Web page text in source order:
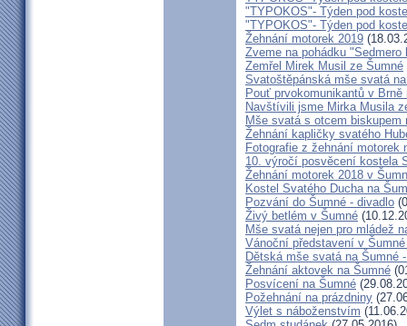
"TYPOKOS"- Týden pod
"TYPOKOS"- Týden pod
Žehnání motorek 2019
Zveme na pohádku
Zemřel Mirek Musil ze Šumné
Svatoštěpánská mše svatá
Pouť prvokomunikantů v Brně
Navštívili jsme Mirka Musila
Mše svatá s otcem biskupem
Žehnání kapličky svatého
Fotografie z žehnání motorek
10. výročí posvěcení kostela
Žehnání motorek 2018 v
Kostel Svatého Ducha na
Pozvání do Šumné - divadlo
Živý betlém v Šumné
Mše svatá nejen pro mládež
Vánoční představení v Šumné
Dětská mše svatá na Šumné
Žehnání aktovek na Šumné
Posvícení na Šumné
Požehnání na prázdniny
Výlet s náboženstvím